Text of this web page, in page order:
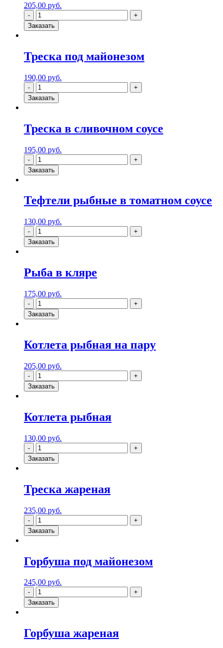
205,00 руб.
Заказать
Треска под майонезом
190,00 руб.
Заказать
Треска в сливочном соусе
195,00 руб.
Заказать
Тефтели рыбные в томатном соусе
130,00 руб.
Заказать
Рыба в кляре
175,00 руб.
Заказать
Котлета рыбная на пару
205,00 руб.
Заказать
Котлета рыбная
130,00 руб.
Заказать
Треска жареная
235,00 руб.
Заказать
Горбуша под майонезом
245,00 руб.
Заказать
Горбуша жареная